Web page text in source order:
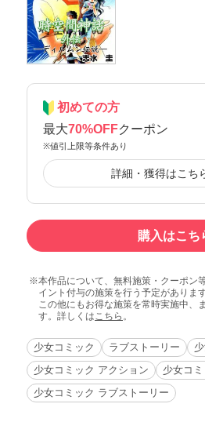
初めての方
最大70%OFFクーポン
※値引上限等条件あり
詳細・獲得はこち
購入はこち
本作品について、無料施策・クーポン
イント付与の施策を行う予定があります
この他にもお得な施策を常時実施中、
す。詳しくはこちら 。
少女コミック ラブストーリー
少女コミック アクション
少女コ
少女コミック ラブストーリー